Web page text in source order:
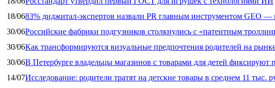
18/0683% диджитал‑экспертов назвали PR главным инструментом GEO
30/06Российские фабрики подгузников столкнулись с «патентным
30/06Как трансформируются визуальные предпочтения родителей на
30/06В Петербурге владельцы магазинов с товарами для детей фиксируют
14/07Исследование: родители тратят на детские товары в среднем 11 тыс.